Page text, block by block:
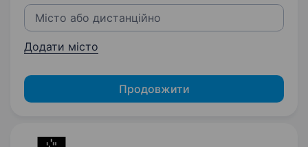
Додати місто
Продовжити